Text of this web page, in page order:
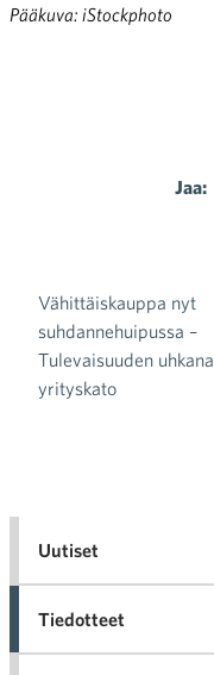
Pääkuva: iStockphoto
Jaa:
Artikkelien selaus
Vähittäiskauppa nyt
suhdannehuipussa –
Tulevaisuuden uhkana
yrityskato
Uutiset
Tiedotteet